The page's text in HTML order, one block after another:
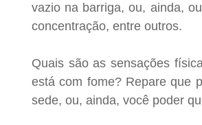
vazio na barriga, ou, ainda,
concentração, entre outros.
Quais são as sensações
está com fome? Repare que
sede, ou, ainda, você poder